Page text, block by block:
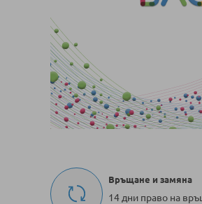
Връщане и замяна
14 дни право на